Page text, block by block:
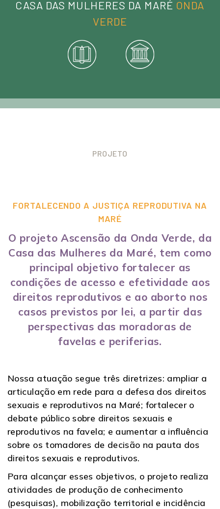
CASA DAS MULHERES DA MARÉ ONDA
VERDE
PROJETO
FORTALECENDO A JUSTIÇA REPRODUTIVA NA
MARÉ
O projeto Ascensão da Onda Verde, da
Casa das Mulheres da Maré, tem como
principal objetivo fortalecer as
condições de acesso e efetividade aos
direitos reprodutivos e ao aborto nos
casos previstos por lei, a partir das
perspectivas das moradoras de
favelas e periferias.
Nossa atuação segue três diretrizes: ampliar a
articulação em rede para a defesa dos direitos
sexuais e reprodutivos na Maré; fortalecer o
debate público sobre direitos sexuais e
reprodutivos na favela; e aumentar a influência
sobre os tomadores de decisão na pauta dos
direitos sexuais e reprodutivos.
Para alcançar esses objetivos, o projeto realiza
atividades de produção de conhecimento
(pesquisas), mobilização territorial e incidência